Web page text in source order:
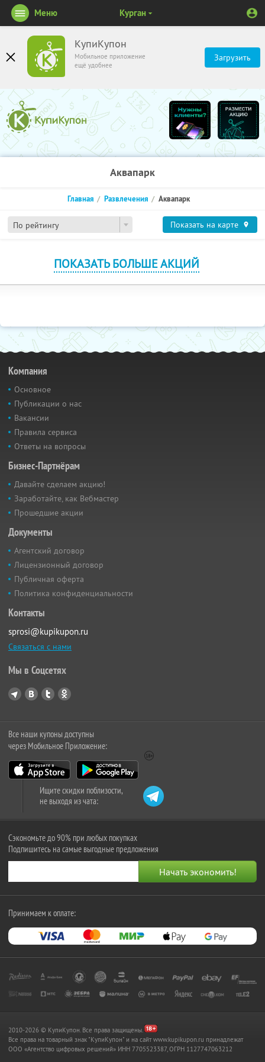
КупиКупон
Мобильное приложение
ещё удобнее
Загрузить
Меню Курган
Аквапарк
По рейтингу
Главная Развлечения Аквапарк
Показать на карте
ПОКАЗАТЬ БОЛЬШЕ АКЦИЙ
Компания
Основное
Публикации о нас
Вакансии
Правила сервиса
Ответы на вопросы
Бизнес-Партнёрам
Давайте сделаем акцию!
Заработайте, как Вебмастер
Прошедшие акции
Документы
Агентский договор
Лицензионный договор
Публичная оферта
Политика конфиденциальности
Контакты
sprosi@kupikupon.ru
Связаться с нами
Мы в Соцсетях
Все наши купоны доступны
через Мобильное Приложение:
Ищите скидки поблизости,
не выходя из чата:
Сэкономьте до 90% при любых покупках
Подпишитесь на самые выгодные предложения
Принимаем к оплате:
2010-2026 © КупиКупон. Все права защищены.
Все права на товарный знак "КупиКупон" и на сайт www.kupikupon.ru принадлежат
OOO «Агентство цифровых решений» ИНН 7705523387, ОГРН 1127747063212